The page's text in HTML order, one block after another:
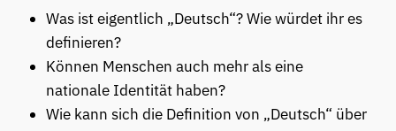
Was ist eigentlich „Deutsch“? Wie würdet ihr es
definieren?
Können Menschen auch mehr als eine
nationale Identität haben?
Wie kann sich die Definition von „Deutsch“ über